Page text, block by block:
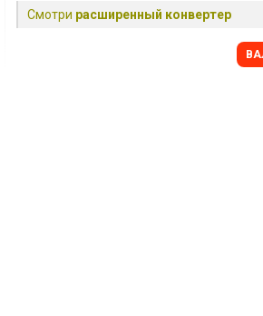
Смотри расширенный конвертер